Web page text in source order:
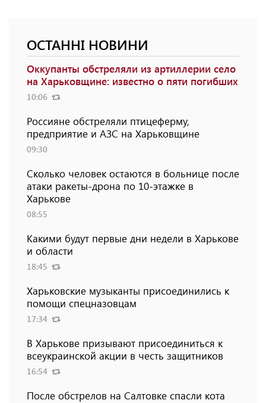
ОСТАННІ НОВИНИ
Оккупанты обстреляли из артиллерии село
на Харьковщине: известно о пяти погибших
10:06
Россияне обстреляли птицеферму,
предприятие и АЗС на Харьковщине
09:30
Сколько человек остаются в больнице после
атаки ракеты-дрона по 10-этажке в
Харькове
08:55
Какими будут первые дни недели в Харькове
и области
18:45
Харьковские музыканты присоединились к
помощи спецназовцам
17:34
В Харькове призывают присоединиться к
всеукраинской акции в честь защитников
16:54
После обстрелов на Салтовке спасли кота